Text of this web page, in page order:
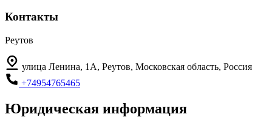
Контакты
Реутов
улица Ленина, 1А, Реутов, Московская область, Россия
+74954765465
Юридическая информация